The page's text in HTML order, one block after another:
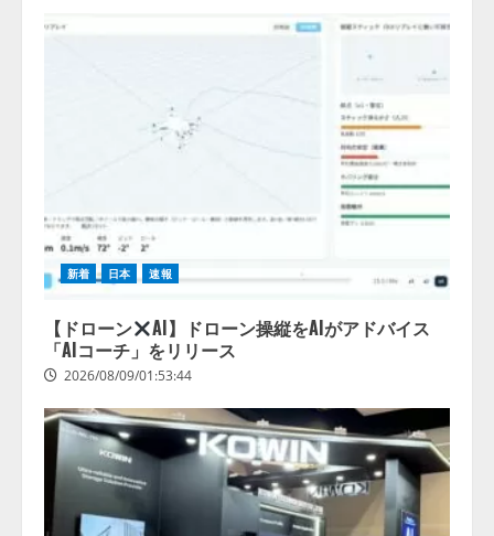
業の68.0％が、自社でのAI導入・
活用は「上手くいっている」と回
新着 日本 速報
【ドローン
AI】ドローン操縦をAIがアドバイス
「AIコーチ」をリリース
2026/08/09/01:53:44